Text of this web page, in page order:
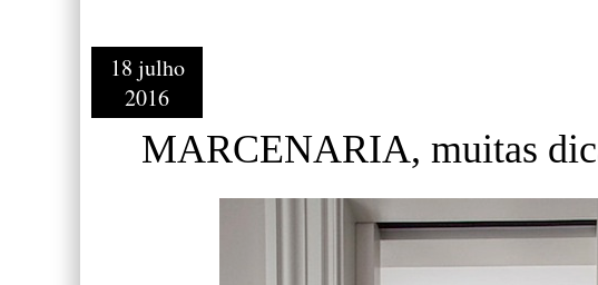
18 julho
2016
MARCENARIA, muitas